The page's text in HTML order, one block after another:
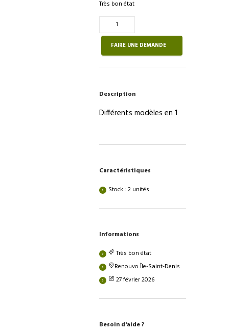
Très bon état
Quantité
de
Distributeur
de
BASIQUE
FAIRE UNE DEMANDE
Description
Différents modèles en 1
Caractéristiques
Stock : 2 unités
Informations
Très bon état
Renouvo Île-Saint-Denis
27 février 2026
Besoin d'aide ?